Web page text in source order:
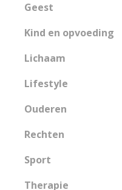
Geest
Kind en opvoeding
Lichaam
Lifestyle
Ouderen
Rechten
Sport
Therapie